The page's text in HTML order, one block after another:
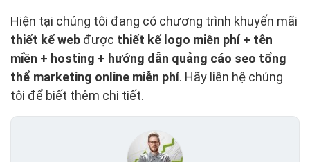
Hiện tại chúng tôi đang có chương trình khuyến mãi
thiết kế web được thiết kế logo miễn phí + tên
miền + hosting + hướng dẫn quảng cáo seo tổng
thể marketing online miễn phí. Hãy liên hệ chúng
tôi để biết thêm chi tiết.